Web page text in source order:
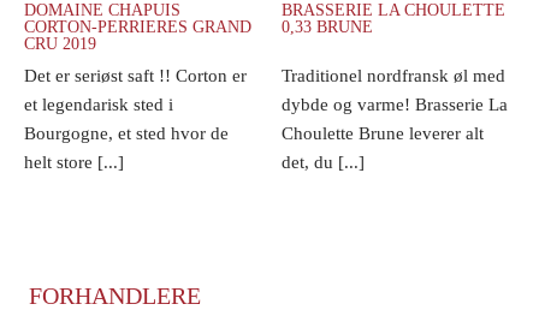
DOMAINE CHAPUIS
CORTON-PERRIERES GRAND
CRU 2019
Det er seriøst saft !! Corton er
et legendarisk sted i
Bourgogne, et sted hvor de
helt store [...]
BRASSERIE LA CHOULETTE
0,33 BRUNE
Traditionel nordfransk øl med
dybde og varme! Brasserie La
Choulette Brune leverer alt
det, du [...]
FORHANDLERE